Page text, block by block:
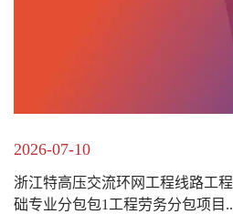
2026-07-10
浙江特高压交流环网工程线路工
础专业分包包1工程劳务分包项目